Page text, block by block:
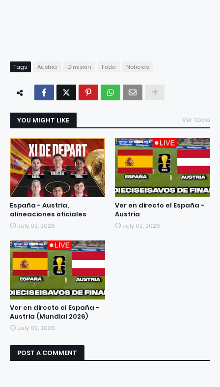
Tags Austria Dimisión Foda Noticias
YOU MIGHT LIKE Ver todo
España - Austria,
alineaciones oficiales
July 02, 2026
Ver en directo el España -
Austria
July 02, 2026
Ver en directo el España -
Austria (Mundial 2026)
July 02, 2026
POST A COMMENT